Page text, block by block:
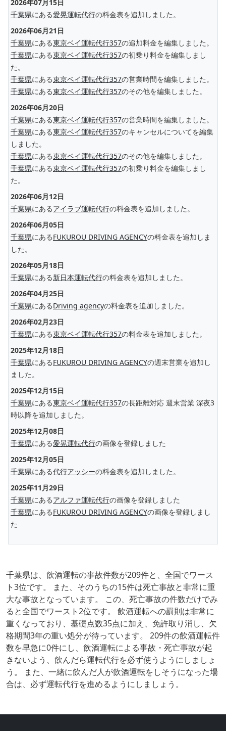
2026年07月15日
千葉県にある愛晃運転代行の料金表を追加しました。
2026年06月21日
千葉県にある東京ベイ運転代行357の追加料金を編集しました。
千葉県にある東京ベイ運転代行357の初乗り料金を編集しまし
た。
千葉県にある東京ベイ運転代行357の営業時間を編集しました。
千葉県にある東京ベイ運転代行357のその他を編集しました。
2026年06月20日
千葉県にある東京ベイ運転代行357の営業時間を編集しました。
千葉県にある東京ベイ運転代行357のキャンセルについてを編集
しました。
千葉県にある東京ベイ運転代行357のその他を編集しました。
千葉県にある東京ベイ運転代行357の初乗り料金を編集しまし
た。
2026年06月12日
千葉県にあるアイラブ運転代行の料金表を追加しました。
2026年06月05日
千葉県にあるFUKUROU DRIVING AGENCYの料金表を追加しま
した。
2026年05月18日
千葉県にある新日本運転代行の料金表を追加しました。
2026年04月25日
千葉県にあるDriving agencyの料金表を追加しました。
2026年02月23日
千葉県にある東京ベイ運転代行357の料金表を追加しました。
2025年12月18日
千葉県にあるFUKUROU DRIVING AGENCYの週末営業を追加し
ました。
2025年12月15日
千葉県にある東京ベイ運転代行357の長距離対応 週末営業 深夜3
時以降を追加しました。
2025年12月08日
千葉県にある愛晃運転代行の画像を登録しました
2025年12月05日
千葉県にある代行アッシーの料金表を追加しました。
2025年11月29日
千葉県にあるアルファ運転代行の画像を登録しました
千葉県にあるFUKUROU DRIVING AGENCYの画像を登録しまし
た
千葉県は、飲酒運転の事故件数が209件と、全国でワース
ト3位です。 また、そのうちの15件は死亡事故と非常に重
大な事故となっています。 この、死亡事故の件数だけでみ
ると全国でワースト2位です。 飲酒運転への罰則は非常に
重くなっており、基礎点数35点に加え、免許取り消し、欠
格期間3年の重い処分が待っています。 209件の飲酒運転件
数を早急に0件にし、飲酒運転による事故・死亡事故が起
きないよう、飲んだら運転代行を必ず使うようにしましょ
う。 また、一緒に飲んだ人が飲酒運転をしそうになった場
合は、必ず運転代行を進めるようにしましょう。